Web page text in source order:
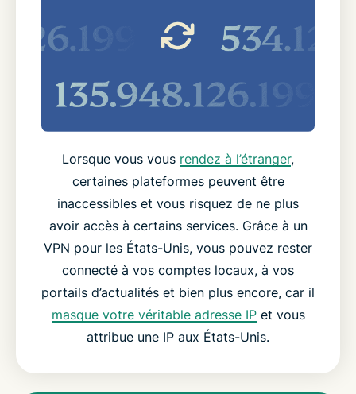
Lorsque vous vous rendez à l’étranger,
certaines plateformes peuvent être
inaccessibles et vous risquez de ne plus
avoir accès à certains services. Grâce à un
VPN pour les États-Unis, vous pouvez rester
connecté à vos comptes locaux, à vos
portails d’actualités et bien plus encore, car il
masque votre véritable adresse IPet vous
attribue une IP aux États-Unis.